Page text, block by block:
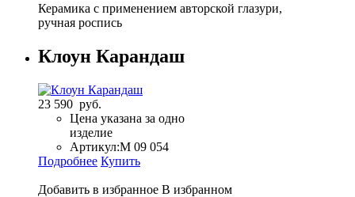
Керамика с применением авторской глазури,
ручная роспись
Клоун Карандаш
23 590 руб.
Цена указана за одно
изделие
Артикул:М 09 054
Подробнее Купить
Добавить в избранное В избранном